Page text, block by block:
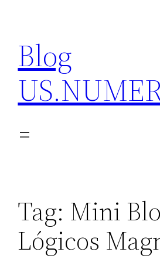
content
Blog
Tag: Mini
Lógicos